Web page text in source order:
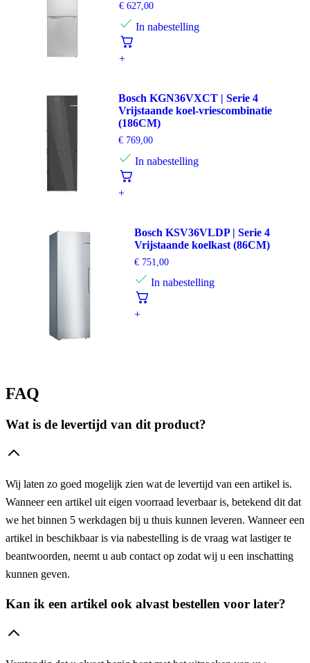
€627,00
In nabestelling
+
Bosch KGN36VXCT | Serie 4
Vrijstaande koel-vriescombinatie
(186CM)
€ 769,00
In nabestelling
+
Bosch KSV36VLDP | Serie 4
Vrijstaande koelkast (86CM)
€ 751,00
In nabestelling
+
FAQ
Wat is de levertijd van dit product?
Wij laten zo goed mogelijk zien wat de levertijd van een artikel is.
Wanneer een artikel uit eigen voorraad leverbaar is, betekend dit dat
we het binnen 5 werkdagen bij u thuis kunnen leveren. Wanneer een
artikel in beschikbaar is via nabestelling is de vraag wat lastiger te
beantwoorden, neemt u aub contact op zodat wij u een inschatting
kunnen geven.
Kan ik een artikel ook alvast bestellen voor later?